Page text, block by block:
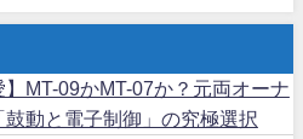
】MT-09かMT-07か？元両オーナ
鼓動と電子制御」の究極選択